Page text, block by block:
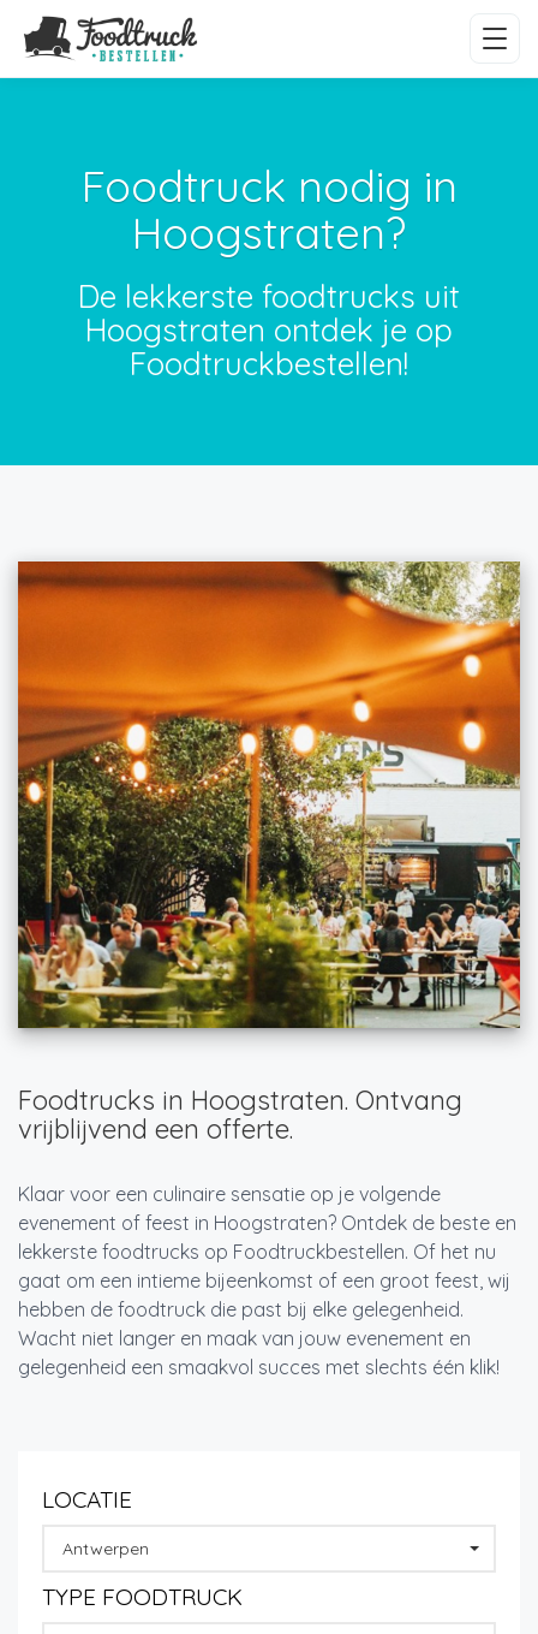
Foodtruck nodig in
Hoogstraten?
De lekkerste foodtrucks uit
Hoogstraten ontdek je op
Foodtruckbestellen!
Foodtrucks in Hoogstraten. Ontvang
vrijblijvend een offerte.
Klaar voor een culinaire sensatie op je volgende
evenement of feest in Hoogstraten? Ontdek de beste en
lekkerste foodtrucks op Foodtruckbestellen. Of het nu
gaat om een intieme bijeenkomst of een groot feest, wij
hebben de foodtruck die past bij elke gelegenheid.
Wacht niet langer en maak van jouw evenement en
gelegenheid een smaakvol succes met slechts één klik!
LOCATIE
Antwerpen
TYPE FOODTRUCK